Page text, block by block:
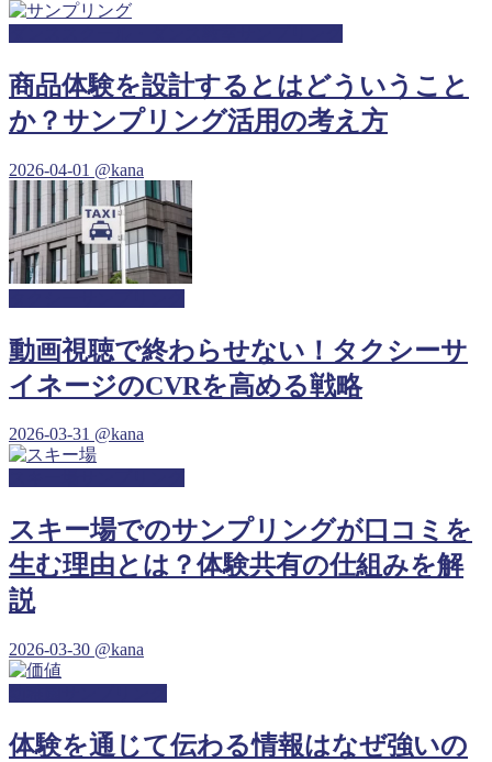
商品体験を設計するとはどういうこと
か？サンプリング活用の考え方
2026-04-01 @kana
動画視聴で終わらせない！タクシーサ
イネージのCVRを高める戦略
2026-03-31 @kana
スキー場でのサンプリングが口コミを
生む理由とは？体験共有の仕組みを解
説
2026-03-30 @kana
体験を通じて伝わる情報はなぜ強いの